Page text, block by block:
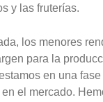
y las fruterías.
los menores
para la
en una fase
el mercado.